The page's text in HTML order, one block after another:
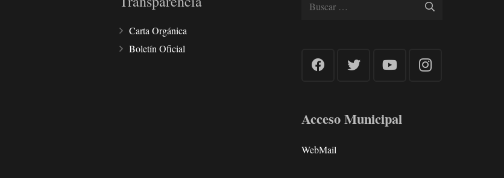
Carta Orgánica
Boletín Oficial
Acceso Municipal
WebMail